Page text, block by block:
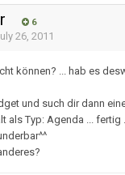
6
26, 2011
können? ... hab es
und such dir dann
als Typ: Agenda ... fertig